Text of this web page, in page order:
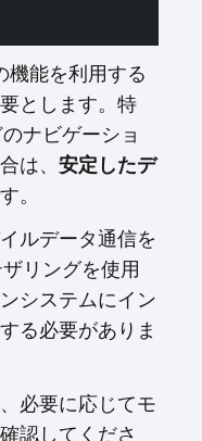
機能を利用する
とします。特
ナビゲーショ
は、安定したデ
。
ルデータ通信を
リングを使用
システムにイン
る必要がありま
必要に応じてモ
認してくださ